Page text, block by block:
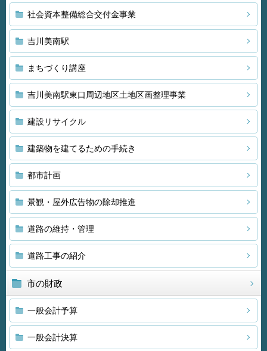
社会資本整備総合交付金事業
吉川美南駅
まちづくり講座
吉川美南駅東口周辺地区土地区画整理事業
建設リサイクル
建築物を建てるための手続き
都市計画
景観・屋外広告物の除却推進
道路の維持・管理
道路工事の紹介
市の財政
一般会計予算
一般会計決算